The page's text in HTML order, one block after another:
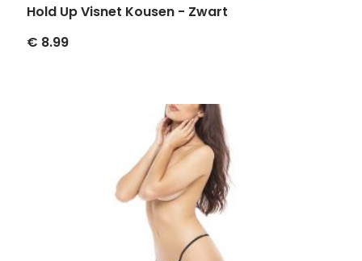
Hold Up Visnet Kousen - Zwart
€ 8.99